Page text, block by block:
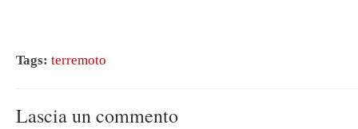
Tags: terremoto
Lascia un commento